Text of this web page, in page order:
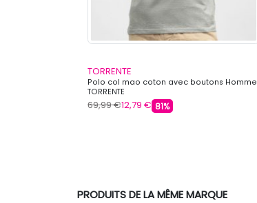
TORRENTE
Polo col mao coton avec boutons Homme
TORRENTE
69,99 €12,79 € 81%
PRODUITS DE LA MÊME MARQUE